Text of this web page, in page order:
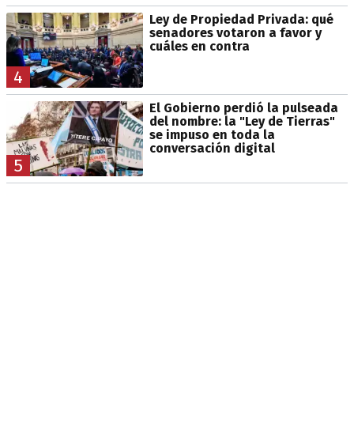
4
Ley de Propiedad Privada: qué
senadores votaron a favor y
cuáles en contra
5
El Gobierno perdió la pulseada
del nombre: la "Ley de Tierras"
se impuso en toda la
conversación digital